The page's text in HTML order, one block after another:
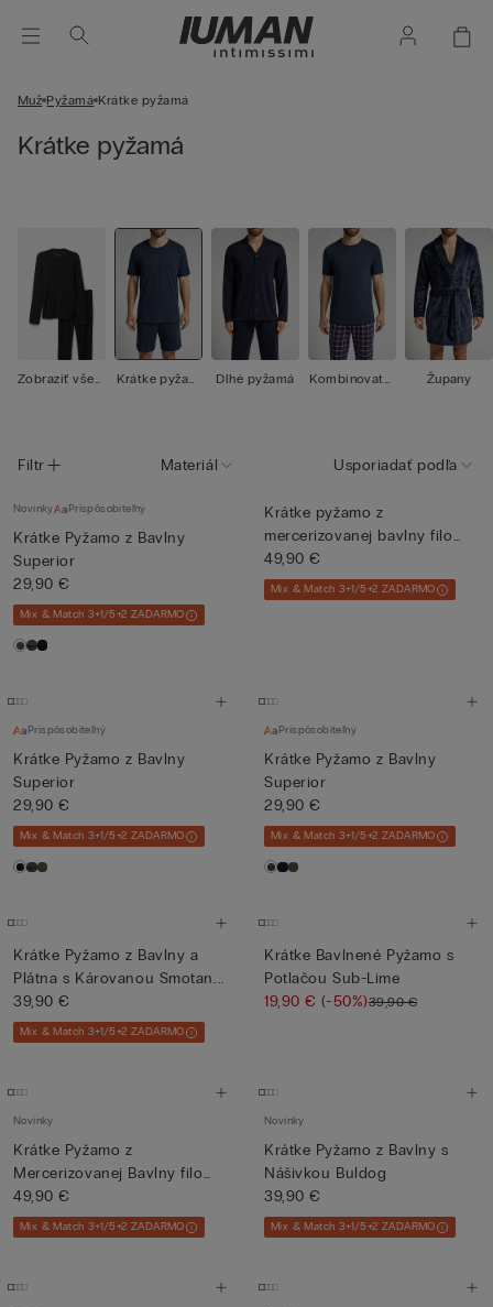
Muž Pyžamá Krátke pyžamá
Krátke pyžamá
Zobraziť všet
Krátke pyžam
Dlhé pyžamá
Kombinovateľ
Župany
Filtr Materiál Usporiadať podľa
Novinky Prispôsobiteľný
Krátke Pyžamo z Bavlny
Superior
29,90 €
Mix & Match 3+1/5+2 ZADARMO
Krátke pyžamo z
mercerizovanej bavlny filo
Premium
49,90 €
Mix & Match 3+1/5+2 ZADARMO
Prispôsobiteľný
Krátke Pyžamo z Bavlny
Superior
29,90 €
Mix & Match 3+1/5+2 ZADARMO
Prispôsobiteľný
Krátke Pyžamo z Bavlny
Superior
29,90 €
Mix & Match 3+1/5+2 ZADARMO
Krátke Pyžamo z Bavlny a
Plátna s Károvanou Smotan...
39,90 €
Mix & Match 3+1/5+2 ZADARMO
Krátke Bavlnené Pyžamo s
Potlačou Sub-Lime
19,90 €(-50%)39,90 €
Novinky
Krátke Pyžamo z
Mercerizovanej Bavlny filo
Premium
49,90 €
Mix & Match 3+1/5+2 ZADARMO
Novinky
Krátke Pyžamo z Bavlny s
Nášivkou Buldog
39,90 €
Mix & Match 3+1/5+2 ZADARMO